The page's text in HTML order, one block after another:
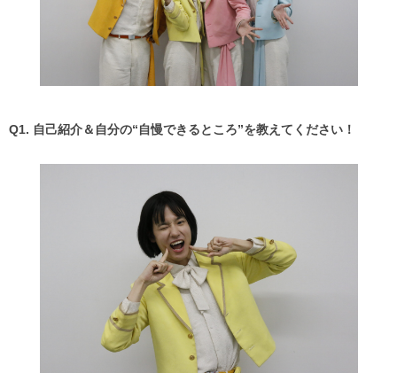
Q1. 自己紹介＆自分の“自慢できるところ”を教えてください！